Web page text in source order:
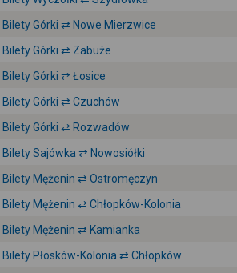
Bilety Górki ⇄ Nowe Mierzwice
Bilety Górki ⇄ Zabuże
Bilety Górki ⇄ Łosice
Bilety Górki ⇄ Czuchów
Bilety Górki ⇄ Rozwadów
Bilety Sajówka ⇄ Nowosiółki
Bilety Mężenin ⇄ Ostromęczyn
Bilety Mężenin ⇄ Chłopków-Kolonia
Bilety Mężenin ⇄ Kamianka
Bilety Płosków-Kolonia ⇄ Chłopków